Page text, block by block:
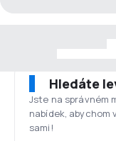
Hledáte
Jste na správném
nabídek, abychom
sami!